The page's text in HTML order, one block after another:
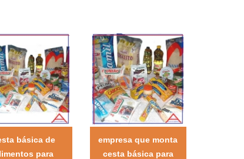
básica de
para
empresa que monta
cesta básica para